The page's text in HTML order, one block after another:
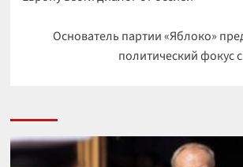
Основатель партии «Яблоко»
политический фокус